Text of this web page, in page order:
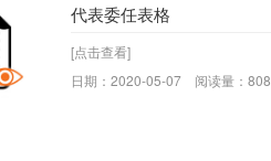
代表委任表格
[点击查看]
日期：2020-05-07 阅读量：808